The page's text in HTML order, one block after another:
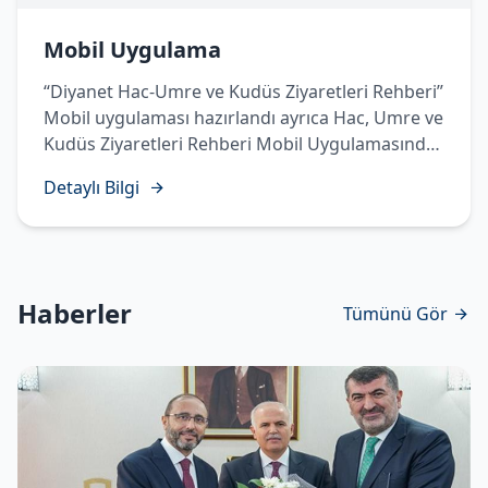
Mobil Uygulama
“Diyanet Hac-Umre ve Kudüs Ziyaretleri Rehberi”
Mobil uygulaması hazırlandı ayrıca Hac, Umre ve
Kudüs Ziyaretleri Rehberi Mobil Uygulamasında
işaret diliyle hazırlanarak vatandaşlarımızın
istifadesine sunuldu.
Detaylı Bilgi
Haberler Tümünü Gör